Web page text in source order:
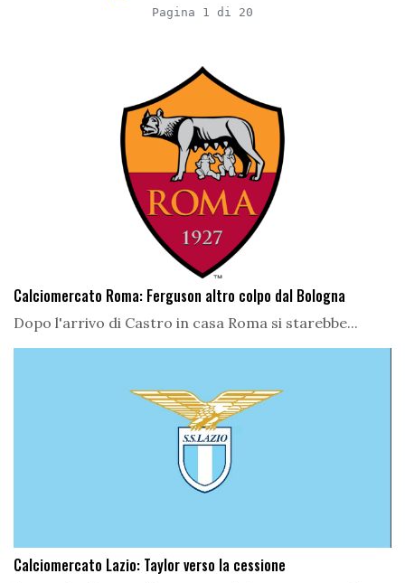
Pagina 1 di 20
Calciomercato Roma: Ferguson altro colpo dal Bologna
Dopo l'arrivo di Castro in casa Roma si starebbe...
Calciomercato Lazio: Taylor verso la cessione